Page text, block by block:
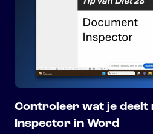
Controleer wat je deelt
Inspector in Word